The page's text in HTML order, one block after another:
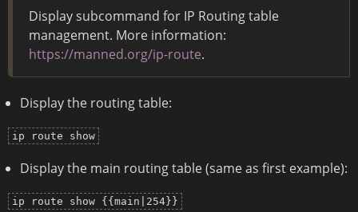
Display subcommand for IP Routing table
management. More information:
https://manned.org/ip-route.
Display the routing table:
ip route show
Display the main routing table (same as first example):
ip route show {{main|254}}